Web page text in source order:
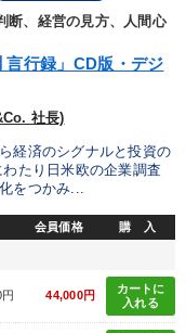
断、経営の見方、人間心
言行録」CD版・デジ
社長)
経済のシグナルと投資の
たり日米欧の企業調査
をつかみ...
会員価格 購 入
44,000円
カートに
入れる